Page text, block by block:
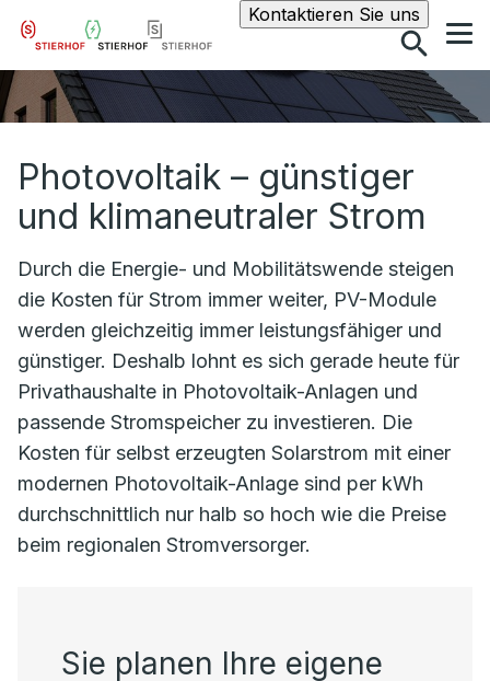
Kontaktieren Sie unsSuche
Photovoltaik – günstiger
und klimaneutraler Strom
Durch die Energie- und Mobilitätswende steigen
die Kosten für Strom immer weiter, PV-Module
werden gleichzeitig immer leistungsfähiger und
günstiger. Deshalb lohnt es sich gerade heute für
Privathaushalte in Photovoltaik-Anlagen und
passende Stromspeicher zu investieren. Die
Kosten für selbst erzeugten Solarstrom mit einer
modernen Photovoltaik-Anlage sind per kWh
durchschnittlich nur halb so hoch wie die Preise
beim regionalen Stromversorger.
Sie planen Ihre eigene